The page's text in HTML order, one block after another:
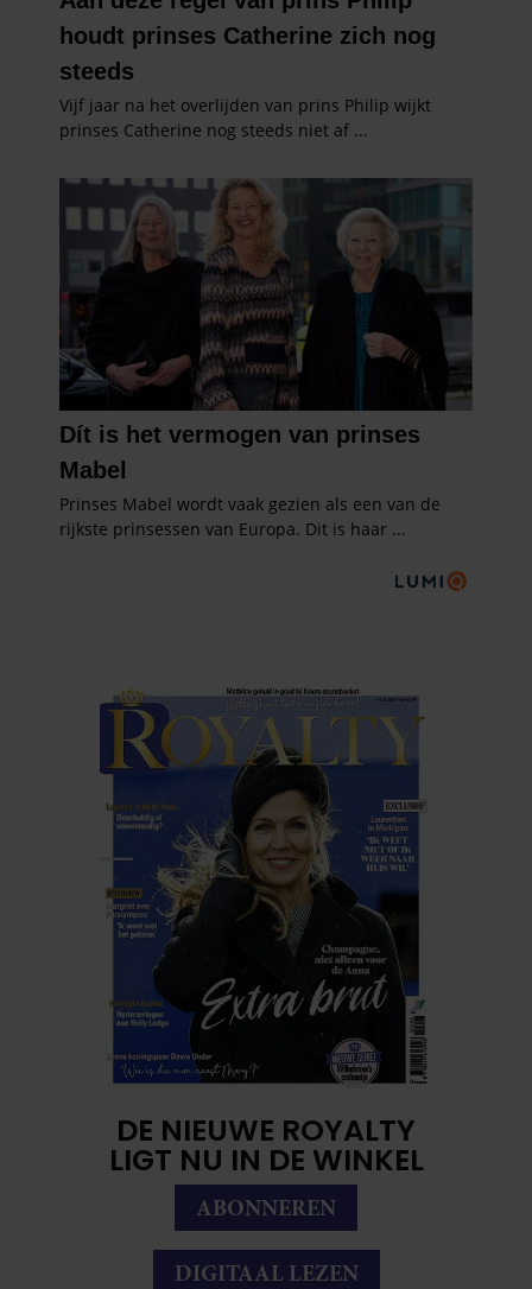
DE NIEUWE ROYALTY
LIGT NU IN DE WINKEL
ABONNEREN
DIGITAAL LEZEN